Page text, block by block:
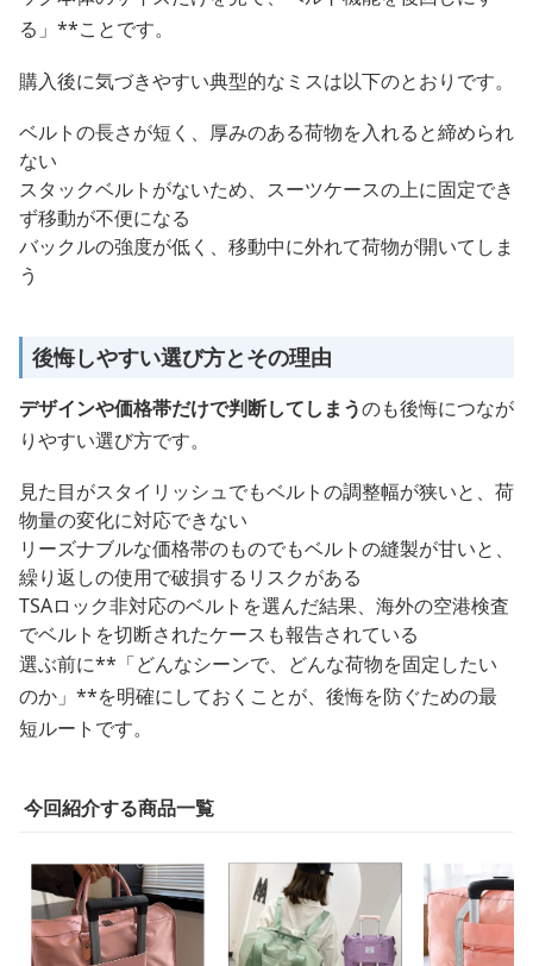
る」**ことです。
購入後に気づきやすい典型的なミスは以下のとおりです。
ベルトの長さが短く、厚みのある荷物を入れると締められ
ない
スタックベルトがないため、スーツケースの上に固定でき
ず移動が不便になる
バックルの強度が低く、移動中に外れて荷物が開いてしま
う
後悔しやすい選び方とその理由
デザインや価格帯だけで判断してしまうのも後悔につなが
りやすい選び方です。
見た目がスタイリッシュでもベルトの調整幅が狭いと、荷
物量の変化に対応できない
リーズナブルな価格帯のものでもベルトの縫製が甘いと、
繰り返しの使用で破損するリスクがある
TSAロック非対応のベルトを選んだ結果、海外の空港検査
でベルトを切断されたケースも報告されている
選ぶ前に**「どんなシーンで、どんな荷物を固定したい
のか」**を明確にしておくことが、後悔を防ぐための最
短ルートです。
今回紹介する商品一覧